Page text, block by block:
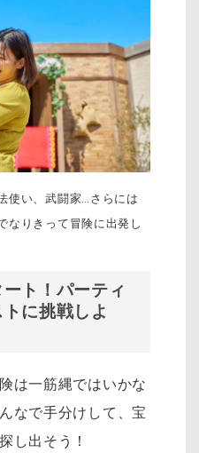
使い、武闘家…さらには
なりきって冒険に出発し
ト！パーティ
に挑戦しよ
は一筋縄ではいかな
なで手分けして、宝
し出そう！